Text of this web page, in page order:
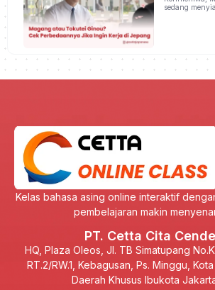
sedang
Kelas bahasa asing online interaktif
pembelajaran makin
PT. Cetta Cita
HQ, Plaza Oleos, Jl. TB Simatupang
RT.2/RW.1, Kebagusan, Ps. Minggu,
Daerah Khusus Ibukota